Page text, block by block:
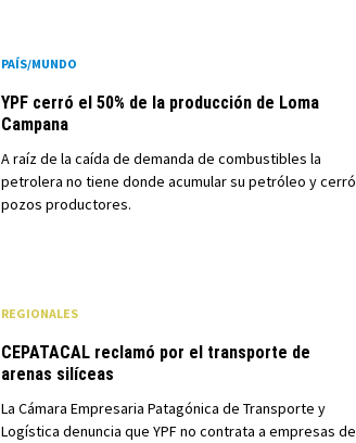
PAÍS/MUNDO
YPF cerró el 50% de la producción de Loma
Campana
A raíz de la caída de demanda de combustibles la
petrolera no tiene donde acumular su petróleo y cerró
pozos productores.
REGIONALES
CEPATACAL reclamó por el transporte de
arenas silíceas
La Cámara Empresaria Patagónica de Transporte y
Logística denuncia que YPF no contrata a empresas de